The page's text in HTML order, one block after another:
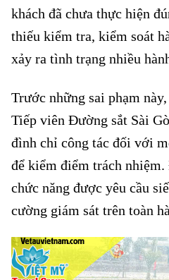
khách đã chưa thực hiện
thiếu kiểm tra, kiểm soát
xảy ra tình trạng nhiều
Trước những sai phạm
Tiếp viên Đường sắt Sài
đình chỉ công tác đối với
để kiểm điểm trách
chức năng được yêu cầu
cường giám sát trên toàn